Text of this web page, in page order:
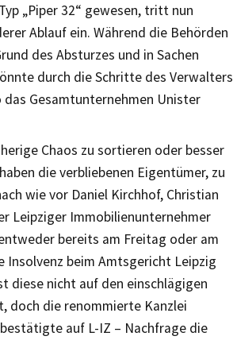
„Piper 32“ gewesen, tritt nun
Ablauf ein. Während die Behörden
des Absturzes und in Sachen
durch die Schritte des Verwalters
Gesamtunternehmen Unister
Chaos zu sortieren oder besser
die verbliebenen Eigentümer, zu
wie vor Daniel Kirchhof, Christian
Leipziger Immobilienunternehmer
bereits am Freitag oder am
Insolvenz beim Amtsgericht Leipzig
diese nicht auf den einschlägigen
doch die renommierte Kanzlei
auf L-IZ – Nachfrage die